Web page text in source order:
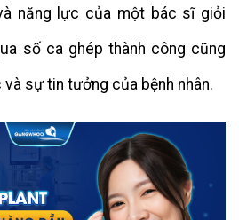
năng lực của một bác sĩ giỏi
số ca ghép thành công cũng
sự tin tưởng của bệnh nhân.